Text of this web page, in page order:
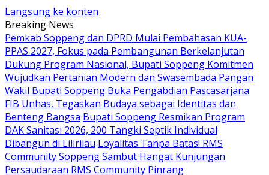
Langsung ke konten
Breaking News
Pemkab Soppeng dan DPRD Mulai Pembahasan KUA-
PPAS 2027, Fokus pada Pembangunan Berkelanjutan
Dukung Program Nasional, Bupati Soppeng Komitmen
Wujudkan Pertanian Modern dan Swasembada Pangan
Wakil Bupati Soppeng Buka Pengabdian Pascasarjana
FIB Unhas, Tegaskan Budaya sebagai Identitas dan
Benteng Bangsa Bupati Soppeng Resmikan Program
DAK Sanitasi 2026, 200 Tangki Septik Individual
Dibangun di Lilirilau Loyalitas Tanpa Batas! RMS
Community Soppeng Sambut Hangat Kunjungan
Persaudaraan RMS Community Pinrang